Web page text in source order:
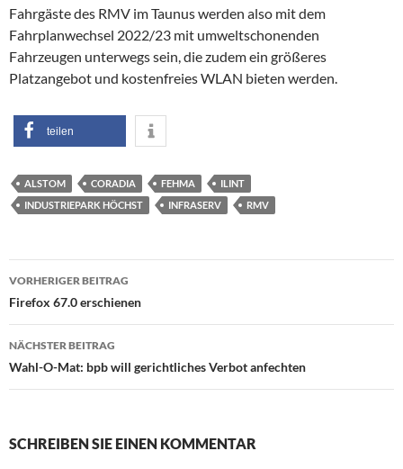
Fahrgäste des RMV im Taunus werden also mit dem
Fahrplanwechsel 2022/23 mit umweltschonenden
Fahrzeugen unterwegs sein, die zudem ein größeres
Platzangebot und kostenfreies WLAN bieten werden.
teilen
ALSTOM CORADIA FEHMA
ILINT
INDUSTRIEPARK HÖCHST
INFRASERV RMV
Beitragsnavigation
VORHERIGER BEITRAG
Firefox 67.0 erschienen
NÄCHSTER BEITRAG
Wahl-O-Mat: bpb will gerichtliches Verbot anfechten
SCHREIBEN SIE EINEN KOMMENTAR